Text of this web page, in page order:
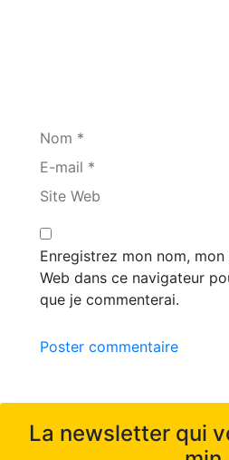
Nom *
E-mail *
Site Web
Enregistrez mon nom,
Web dans ce navigateur
que je commenterai.
Poster commentaire
La newsletter qui